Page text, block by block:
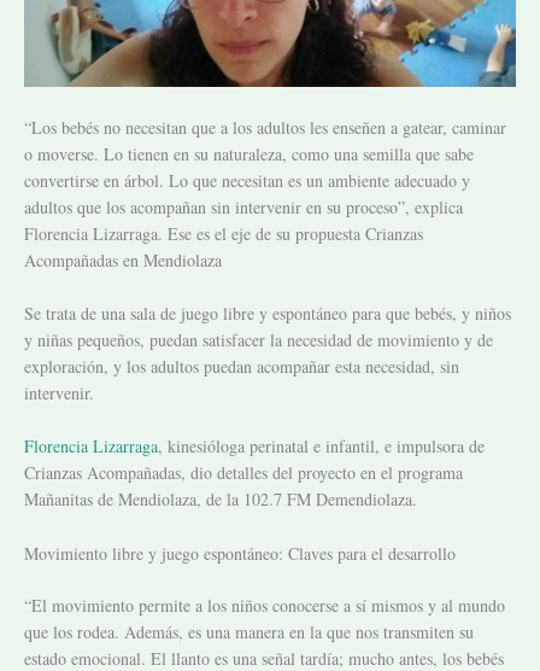
“Los bebés no necesitan que a los adultos les enseñen a gatear, caminar
o moverse. Lo tienen en su naturaleza, como una semilla que sabe
convertirse en árbol. Lo que necesitan es un ambiente adecuado y
adultos que los acompañan sin intervenir en su proceso”, explica
Florencia Lizarraga. Ese es el eje de su propuesta Crianzas
Acompañadas en Mendiolaza
Se trata de una sala de juego libre y espontáneo para que bebés, y niños
y niñas pequeños, puedan satisfacer la necesidad de movimiento y de
exploración, y los adultos puedan acompañar esta necesidad, sin
intervenir.
Florencia Lizarraga, kinesióloga perinatal e infantil, e impulsora de
Crianzas Acompañadas, dio detalles del proyecto en el programa
Mañanitas de Mendiolaza, de la 102.7 FM Demendiolaza.
Movimiento libre y juego espontáneo: Claves para el desarrollo
“El movimiento permite a los niños conocerse a sí mismos y al mundo
que los rodea. Además, es una manera en la que nos transmiten su
estado emocional. El llanto es una señal tardía; mucho antes, los bebés